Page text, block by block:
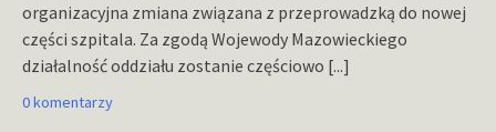
organizacyjna zmiana związana z przeprowadzką do nowej
części szpitala. Za zgodą Wojewody Mazowieckiego
działalność oddziału zostanie częściowo [...]
0 komentarzy